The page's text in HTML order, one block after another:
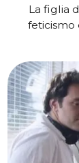
La figlia
feticismo